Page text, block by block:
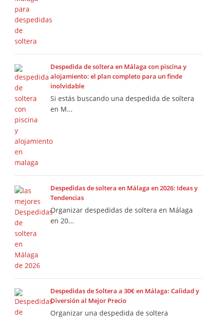
Despedida de soltera en Málaga con piscina y
alojamiento: el plan completo para un finde
inolvidable
Si estás buscando una despedida de soltera
en M...
Despedidas de soltera en Málaga en 2026: Ideas y
Tendencias
Organizar despedidas de soltera en Málaga
en 20...
Despedidas de Soltera a 30€ en Málaga: Calidad y
Diversión al Mejor Precio
Organizar una despedida de soltera